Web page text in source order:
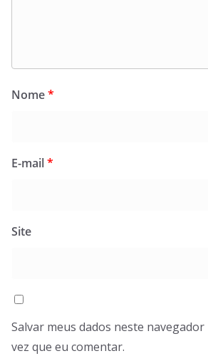
Nome*
E-mail*
Site
Salvar meus dados neste
vez que eu comentar.